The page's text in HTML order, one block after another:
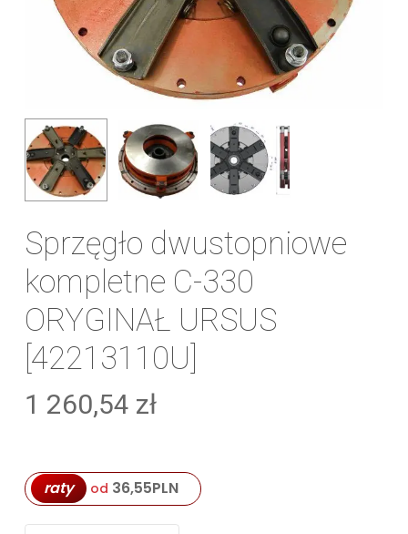
Sprzęgło dwustopniowe
kompletne C-330
ORYGINAŁ URSUS
[42213110U]
1 260,54 zł
raty od 36,55PLN